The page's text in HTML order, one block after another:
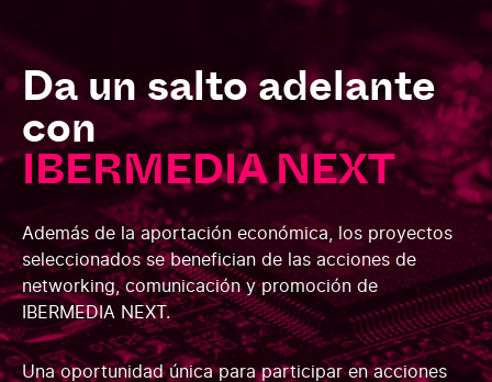
Da un salto adelante
con
IBERMEDIA NEXT
Además de la aportación económica, los proyectos
seleccionados se benefician de las acciones de
networking, comunicación y promoción de
IBERMEDIA NEXT.
Una oportunidad única paraparticipar en acciones